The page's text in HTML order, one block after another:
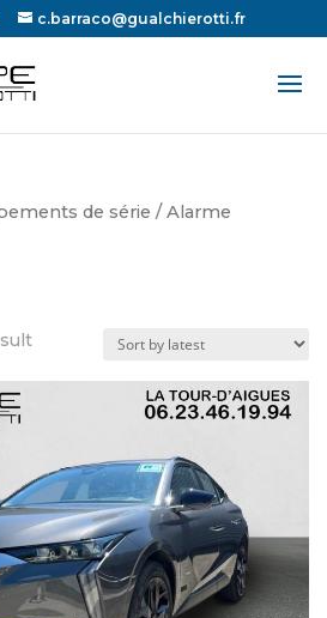
c.barraco@gualchierotti.fr
de série / Alarme